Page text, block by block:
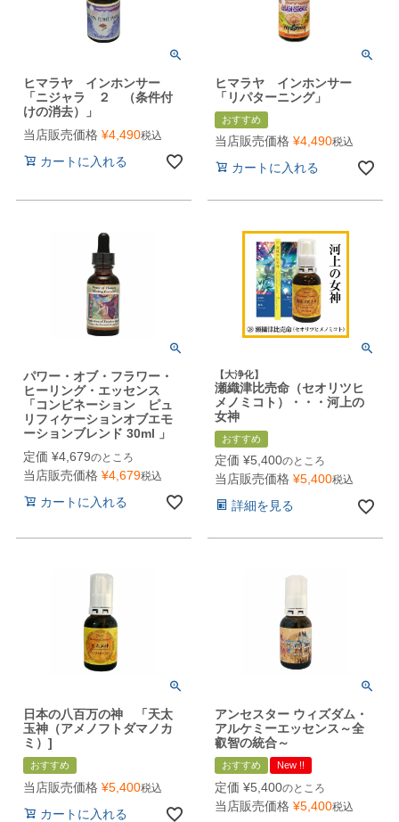
ヒマラヤ インホンサー
「ニジャラ ２ （条件付
けの消去）」
当店販売価格 ¥4,490税込
カートに入れる
ヒマラヤ インホンサー
「リパターニング」
おすすめ
当店販売価格 ¥4,490税込
カートに入れる
パワー・オブ・フラワー・
ヒーリング・エッセンス
「コンビネーション ピュ
リフィケーションオブエモ
ーションブレンド 30ml 」
定価 ¥4,679のところ
当店販売価格 ¥4,679税込
カートに入れる
【大浄化】
瀬織津比売命（セオリツヒ
メノミコト）・・・河上の
女神
おすすめ
定価 ¥5,400のところ
当店販売価格 ¥5,400税込
詳細を見る
日本の八百万の神 「天太
玉神（アメノフトダマノカ
ミ）]
おすすめ
当店販売価格 ¥5,400税込
カートに入れる
アンセスター ウィズダム・
アルケミーエッセンス～全
叡智の統合～
おすすめ New !!
定価 ¥5,400のところ
当店販売価格 ¥5,400税込